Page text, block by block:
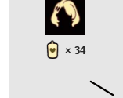
× 34